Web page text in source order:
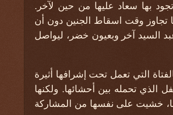
بها سعاد عليها من حين لآخر.
تجاوز وقت اسقاط الجنين دون أن
السيد آخر وبعيون خضر، ليواصل
التي تعمل تحت إشرافها أثيرة
الذي تحمله بين أحشائها. ولكنها
خشيت على نفسها من المشاركة